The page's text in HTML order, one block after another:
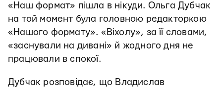
«Наш формат» пішла в нікуди. Ольга Дубчак
на той момент була головною редакторкою
«Нашого формату». «Віхолу», за її словами,
«заснували на дивані» й жодного дня не
працювали в спокої.
Дубчак розповідає, що Владислав